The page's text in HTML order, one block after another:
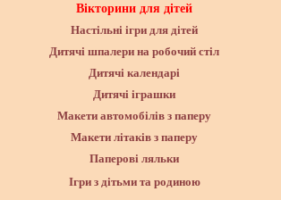
Вікторини для дітей
Настільні ігри для дітей
Дитячі шпалери на робочий стіл
Дитячі календарі
Дитячі іграшки
Макети автомобілів з паперу
Макети літаків з паперу
Паперові ляльки
Ігри з дітьми та родиною